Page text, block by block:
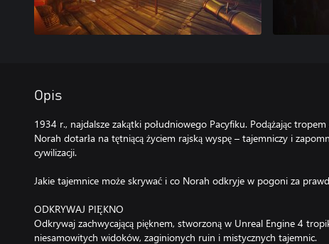
Opis
1934 r., najdalsze zakątki południowego Pacyfiku. Podążając
Norah dotarła na tętniącą życiem rajską wyspę – tajemniczy i
cywilizacji.
Jakie tajemnice może skrywać i co Norah odkryje w pogoni za
ODKRYWAJ PIĘKNO
Odkrywaj zachwycającą pięknem, stworzoną w Unreal Engine 4
niesamowitych widoków, zaginionych ruin i mistycznych tajemnic.